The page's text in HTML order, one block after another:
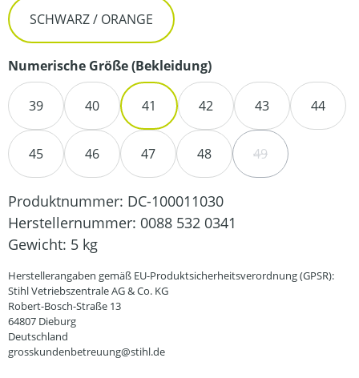
SCHWARZ / ORANGE
Numerische Größe (Bekleidung)auswählen
39 40 41 42 43 44
45 46 47 48 49(DIESE OPTION
Produktnummer: DC-100011030
Herstellernummer: 0088 532 0341
Gewicht: 5 kg
Herstellerangaben gemäß EU-Produktsicherheitsverordnung (GPSR):
Stihl Vetriebszentrale AG & Co. KG
Robert-Bosch-Straße 13
64807 Dieburg
Deutschland
grosskundenbetreuung@stihl.de